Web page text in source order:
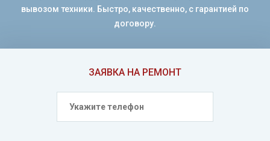
ЗАЯВКА НА РЕМОНТ
вывозом техники. Быстро, качественно, с гарантией по
договору.